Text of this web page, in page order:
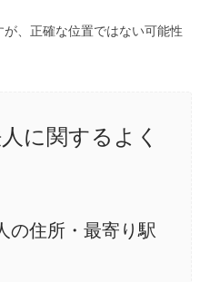
、正確な位置ではない可能性
に関するよく
の住所・最寄り駅